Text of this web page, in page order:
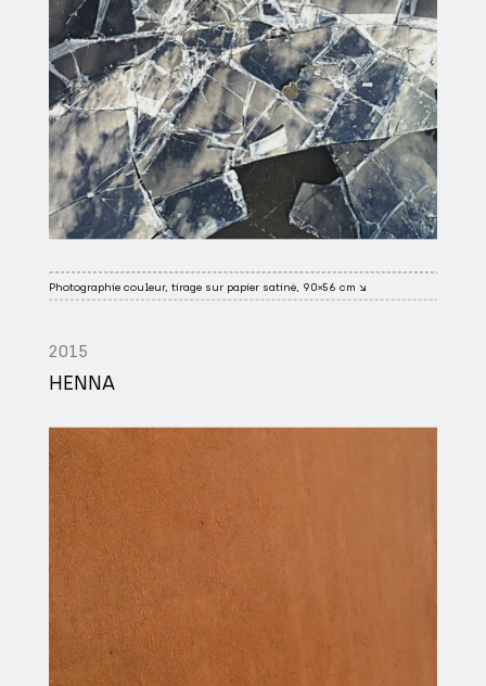
Photographie couleur, tirage sur papier satiné, 90×56 cm ↘
2015
HENNA